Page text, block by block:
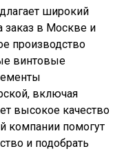
широкий
заказ в Москве и
производство
винтовые
включая
высокое качество
компании помогут
и подобрать